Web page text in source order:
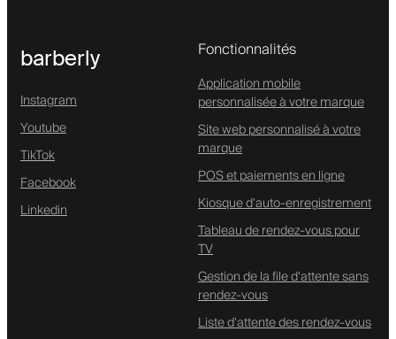
barberly
Instagram
Youtube
TikTok
Facebook
Linkedin
Fonctionnalités
Application mobile
personnalisée à votre marque
Site web personnalisé à votre
marque
POS et paiements en ligne
Kiosque d'auto-enregistrement
Tableau de rendez-vous pour
TV
Gestion de la file d'attente sans
rendez-vous
Liste d'attente des rendez-vous